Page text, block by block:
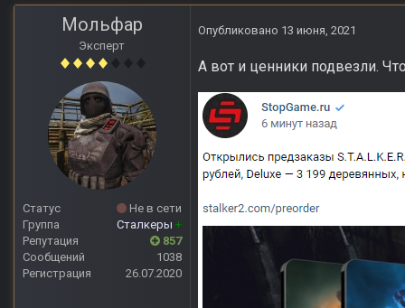
Мольфар
Эксперт
Статус
Не в сети
Группа
Сталкеры +
Репутация
857
Сообщений
1038
Регистрация
26.07.2020
Опубликовано 13 июня, 2021
А вот и ценники подвезли.